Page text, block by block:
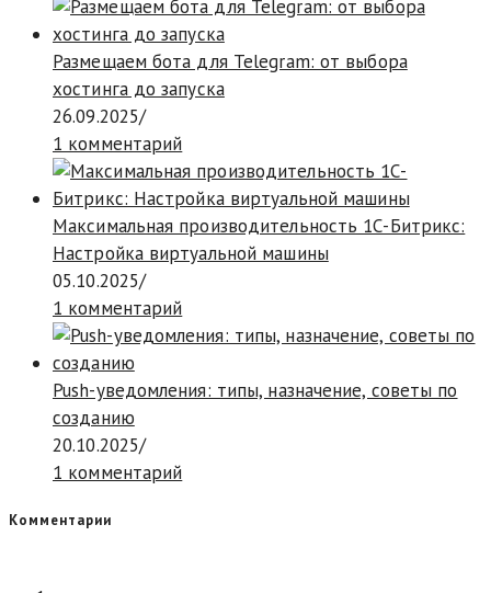
Размещаем бота для Telegram: от выбора
хостинга до запуска
26.09.2025/
1 комментарий
Максимальная производительность 1С-Битрикс:
Настройка виртуальной машины
05.10.2025/
1 комментарий
Push-уведомления: типы, назначение, советы по
созданию
20.10.2025/
1 комментарий
Комментарии